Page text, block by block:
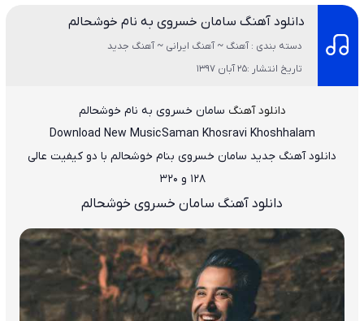
دانلود آهنگ سامان خسروی به نام خوشحالم
دسته بندی : آهنگ ~ آهنگ ایرانی ~ آهنگ جدید
تاریخ انتشار :25 آبان 1397
دانلود آهنگ سامان خسروی به نام خوشحالم
Download New MusicSaman Khosravi Khoshhalam
دانلود آهنگ جدید سامان خسروی بنام خوشحالم با دو کیفیت عالی
۱۲۸ و ۳۲۰
دانلود آهنگ سامان خسروی خوشحالم